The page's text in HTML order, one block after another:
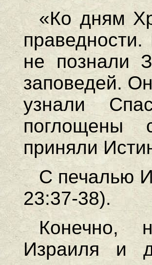
«Ко дням
не познали
заповедей.
узнали
поглощены
приняли
С печалью
23:37-38).
Конечно,
Израиля и